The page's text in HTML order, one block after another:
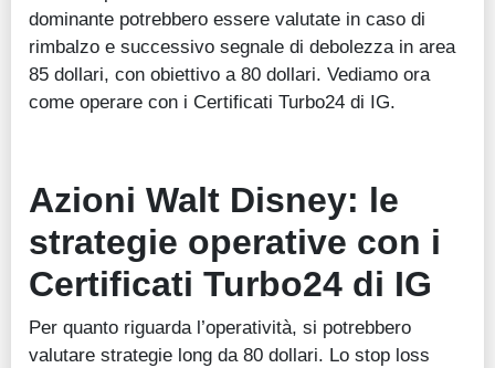
dominante potrebbero essere valutate in caso di
rimbalzo e successivo segnale di debolezza in area
85 dollari, con obiettivo a 80 dollari. Vediamo ora
come operare con i Certificati Turbo24 di IG.
Azioni Walt Disney: le
strategie operative con i
Certificati Turbo24 di IG
Per quanto riguarda l’operatività, si potrebbero
valutare strategie long da 80 dollari. Lo stop loss